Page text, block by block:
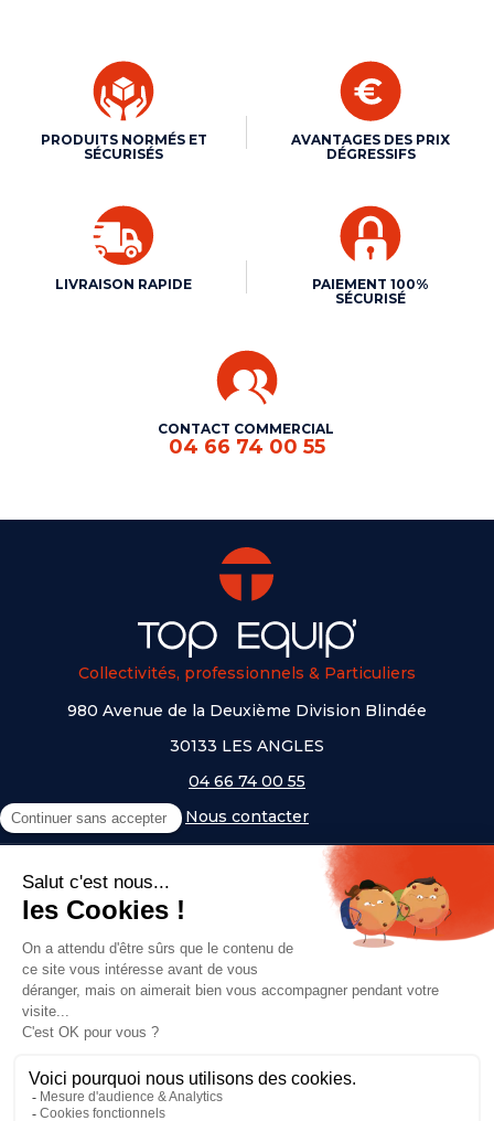
PRODUITS NORMÉS ET
SÉCURISÉS
AVANTAGES DES PRIX
DÉGRESSIFS
LIVRAISON RAPIDE
PAIEMENT 100%
SÉCURISÉ
CONTACT COMMERCIAL
04 66 74 00 55
Collectivités, professionnels & Particuliers
980 Avenue de la Deuxième Division Blindée
30133 LES ANGLES
04 66 74 00 55
Nous contacter
NOS UNIVERS
- Serem
- Lifetime
- Mottez